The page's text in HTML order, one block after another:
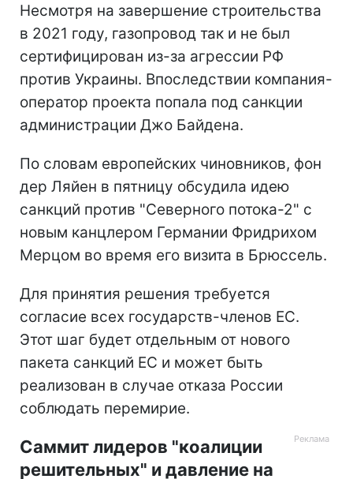
Несмотря на завершение строительства
в 2021 году, газопровод так и не был
сертифицирован из-за агрессии РФ
против Украины. Впоследствии компания-
оператор проекта попала под санкции
администрации Джо Байдена.
По словам европейских чиновников, фон
дер Ляйен в пятницу обсудила идею
санкций против "Северного потока-2" с
новым канцлером Германии Фридрихом
Мерцом во время его визита в Брюссель.
Для принятия решения требуется
согласие всех государств-членов ЕС.
Этот шаг будет отдельным от нового
пакета санкций ЕС и может быть
реализован в случае отказа России
соблюдать перемирие.
Саммит лидеров "коалиции
решительных" и давление на